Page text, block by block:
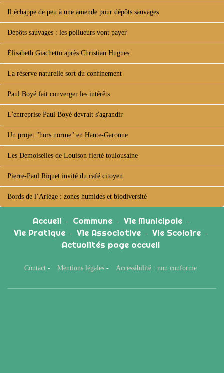
Il échappe de peu à une amende pour dépôts sauvages
Dépôts sauvages : les pollueurs vont payer
Élisabeth Giachetto après Christian Hugues
La réserve naturelle sort du confinement
Paul Boyé fait converger les intérêts
L'entreprise Paul Boyé devrait s'agrandir
Un projet "hors norme" en Haute-Garonne
Les Demoiselles de Louison fierté toulousaine
Pierre-Paul Riquet invité du café citoyen
Bords de l’Ariège : zones humides et biodiversité
Accueil - Commune - Vie Municipale -
Vie Pratique - Vie Associative - Vie Scolaire -
Actualités page accueil
Contact - Mentions légales - Accessibilité : non conforme